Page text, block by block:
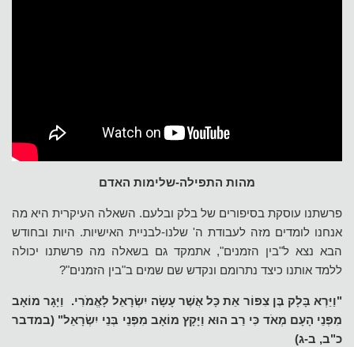
מהות התפילה-שלימות האדם
פרשתנו עוסקת בסיפורים של בלק ובלעם. השאלה העיקרית היא מה
אנחנו לומדים מזה לעבודת ה' שלנו-לבניית האישיות. היות ובחודש
הבא נצא ל"בין הזמנים", אתמקד גם בשאלה מה פרשתנו יכולה
ללמד אותנו כיצד נתרומם ונקדש שם שמים ב"בין הזמנים"?
"וַיַּרְא בָּלָק בֶּן צִפּוֹר אֵת כָּל אֲשֶׁר עָשָׂה יִשְׂרָאֵל לָאֱמֹרִי. וַיָּגָר מוֹאָב
מִפְּנֵי הָעָם מְאֹד כִּי רַב הוּא וַיָּקָץ מוֹאָב מִפְּנֵי בְּנֵי יִשְׂרָאֵל" (במדבר
כ"ב, ב-ג)